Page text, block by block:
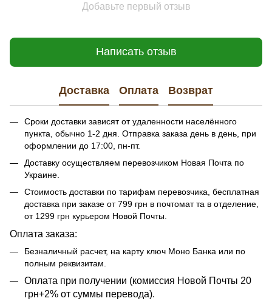
Добавьте первый отзыв
Написать отзыв
Доставка Оплата Возврат
Сроки доставки зависят от удаленности населённого
пункта, обычно 1-2 дня. Отправка заказа день в день, при
оформлении до 17:00, пн-пт.
Доставку осуществляем перевозчиком Новая Почта по
Украине.
Стоимость доставки по тарифам перевозчика, бесплатная
доставка при заказе от 799 грн в почтомат та в отделение,
от 1299 грн курьером Новой Почты.
Оплата заказа:
Безналичный расчет, на карту ключ Моно Банка или по
полным реквизитам.
​​Оплата при получении (комиссия Новой Почты 20
грн+2% от суммы перевода).